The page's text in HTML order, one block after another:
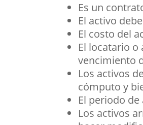
Es un
El activo
El costo del
El locatario
vencimiento
Los activos
cómputo y
El periodo
Los activos